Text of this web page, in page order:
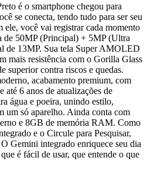
é o smartphone chegou para
se conecta, tendo tudo para ser seu
você vai registrar cada momento
de 50MP (Principal) + 5MP (Ultra
de 13MP. Sua tela Super AMOLED
mais resistência com o Gorilla Glass
superior contra riscos e quedas.
acabamento premium, com
até 6 anos de atualizações de
água e poeira, unindo estilo,
um só aparelho. Ainda conta com
e 8GB de memória RAM. Como
e o Circule para Pesquisar,
Gemini integrado enriquece seu dia
é fácil de usar, que entende o que